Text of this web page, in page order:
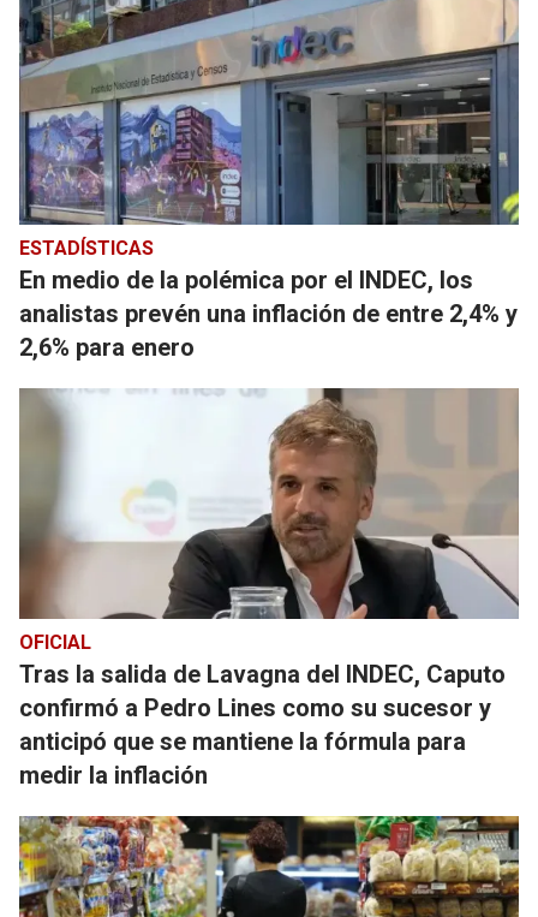
ESTADÍSTICAS
En medio de la polémica por el INDEC, los
analistas prevén una inflación de entre 2,4% y
2,6% para enero
OFICIAL
Tras la salida de Lavagna del INDEC, Caputo
confirmó a Pedro Lines como su sucesor y
anticipó que se mantiene la fórmula para
medir la inflación